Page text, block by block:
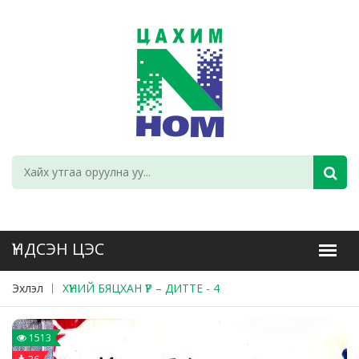
Эхлэл ХҮНИЙ БЯЦХАН ҮР – ДИТТЕ - 4
1513